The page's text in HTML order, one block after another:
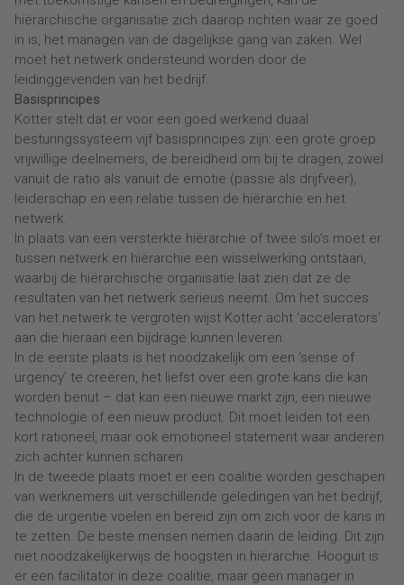
hiërarchische organisatie zich daarop richten waar ze goed
in is, het managen van de dagelijkse gang van zaken. Wel
moet het netwerk ondersteund worden door de
leidinggevenden van het bedrijf.
Basisprincipes
Kotter stelt dat er voor een goed werkend duaal
besturingssysteem vijf basisprincipes zijn: een grote groep
vrijwillige deelnemers, de bereidheid om bij te dragen, zowel
vanuit de ratio als vanuit de emotie (passie als drijfveer),
leiderschap en een relatie tussen de hiërarchie en het
netwerk.
In plaats van een versterkte hiërarchie of twee silo’s moet er
tussen netwerk en hiërarchie een wisselwerking ontstaan,
waarbij de hiërarchische organisatie laat zien dat ze de
resultaten van het netwerk serieus neemt. Om het succes
van het netwerk te vergroten wijst Kotter acht ‘accelerators’
aan die hieraan een bijdrage kunnen leveren.
In de eerste plaats is het noodzakelijk om een ‘sense of
urgency’ te creëren, het liefst over een grote kans die kan
worden benut – dat kan een nieuwe markt zijn, een nieuwe
technologie of een nieuw product. Dit moet leiden tot een
kort rationeel, maar ook emotioneel statement waar anderen
zich achter kunnen scharen.
In de tweede plaats moet er een coalitie worden geschapen
van werknemers uit verschillende geledingen van het bedrijf,
die de urgentie voelen en bereid zijn om zich voor de kans in
te zetten. De beste mensen nemen daarin de leiding. Dit zijn
niet noodzakelijkerwijs de hoogsten in hiërarchie. Hooguit is
er een facilitator in deze coalitie, maar geen manager in